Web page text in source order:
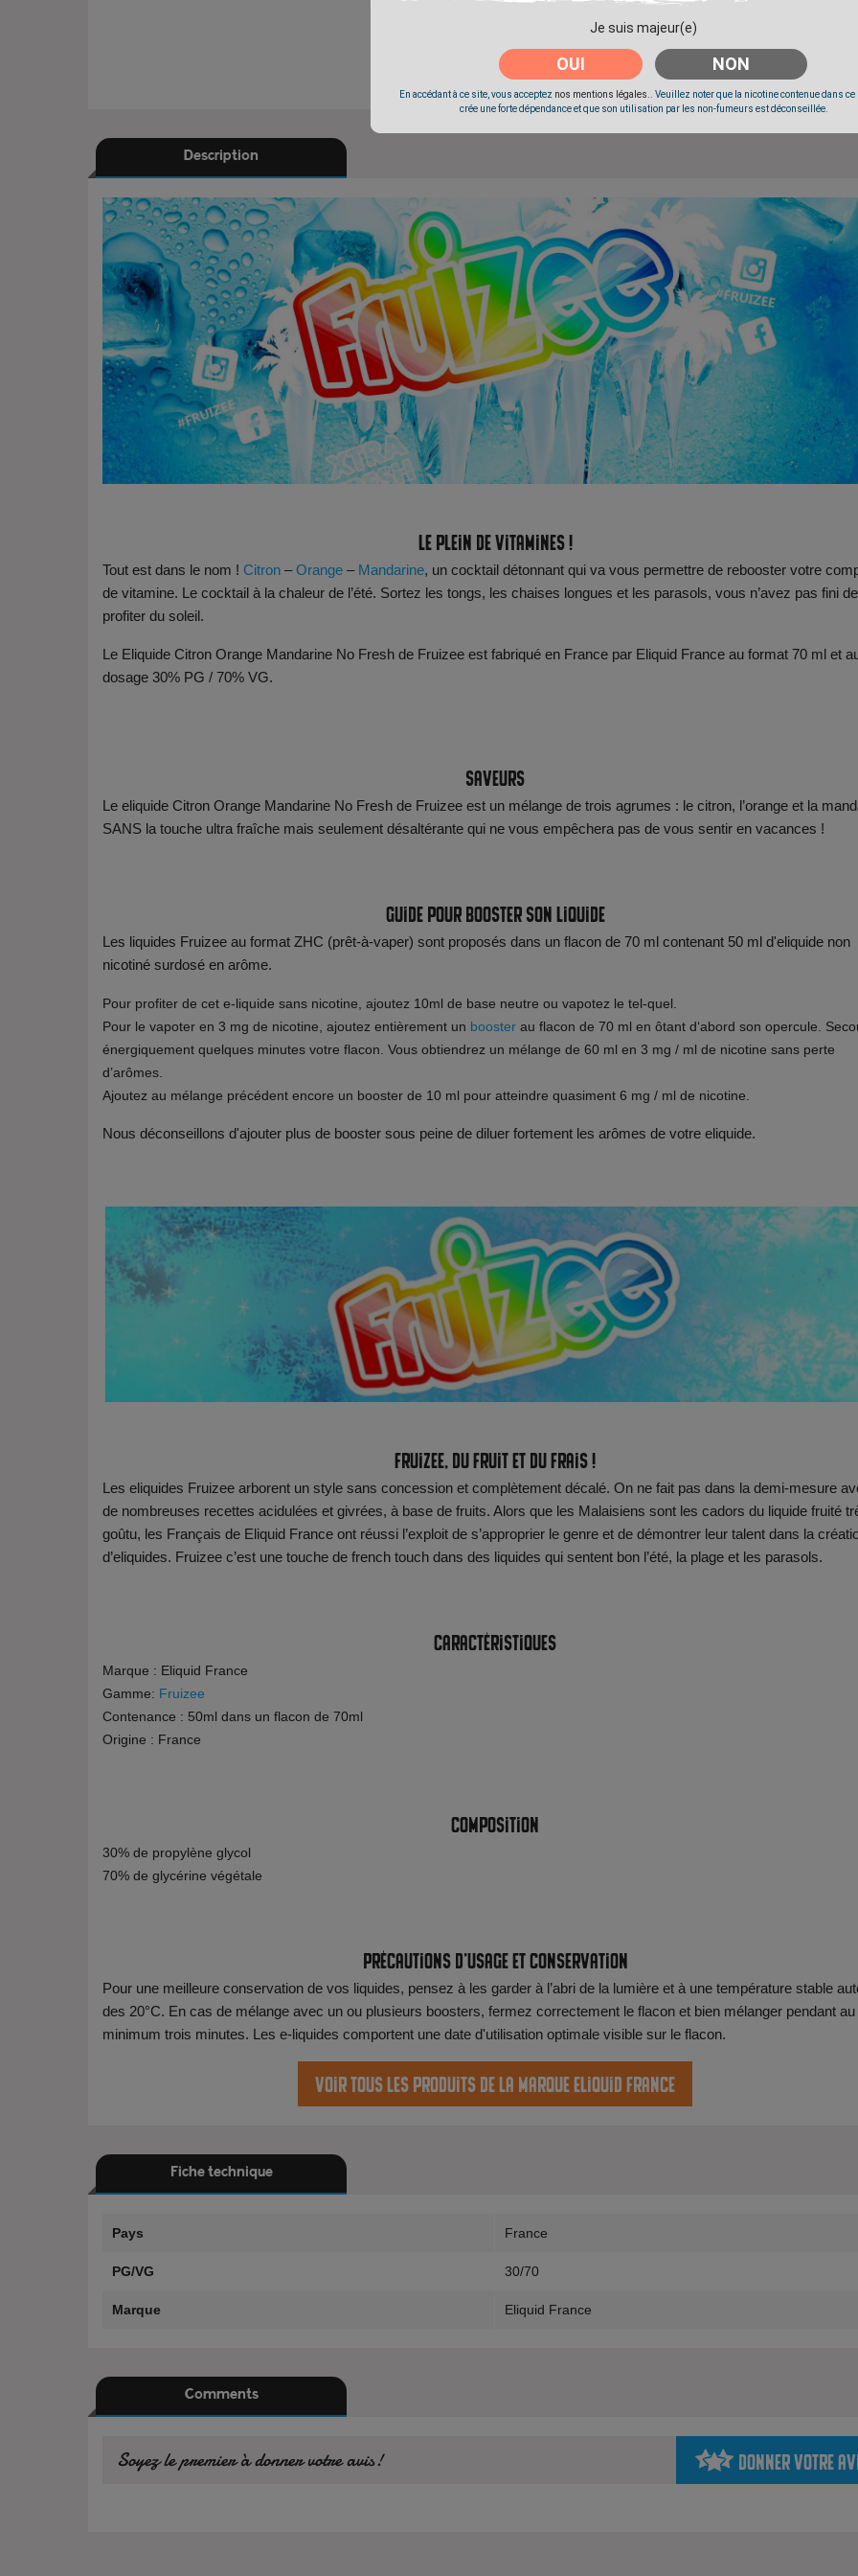
Je suis majeur(e)
OUI NON
En accédant à ce site, vous acceptez nos mentions légales.
. Veuillez noter que la nicotine contenue dans
crée une forte dépendance et que son utilisation par les non-fumeurs est déconseillée.
Livré à partir du Mardi 11 Août 2026.
Description
Le plein de vitamines !
Tout est dans le nom ! Citron –Orange – Mandarine, un cocktail détonnant qui va vous permettre de rebooster votre
de vitamine. Le cocktail à la chaleur de l’été. Sortez les tongs, les chaises longues et les parasols, vous n’avez pas fini de
profiter du soleil.
Le Eliquide Citron Orange Mandarine No Fresh de Fruizee est fabriqué en France par Eliquid France au format 70 ml et
dosage 30% PG / 70% VG.
Saveurs
Le eliquide Citron Orange Mandarine No Fresh de Fruizee est un mélange de trois agrumes : le citron, l’orange et la
SANS la touche ultra fraîche mais seulement désaltérante qui ne vous empêchera pas de vous sentir en vacances !
Guide pour booster son liquide
Les liquides Fruizee au format ZHC (prêt-à-vaper) sont proposés dans un flacon de 70 ml contenant 50 ml d'eliquide non
nicotiné surdosé en arôme.
Pour profiter de cet e-liquide sans nicotine, ajoutez 10ml de base neutre ou vapotez le tel-quel.
Pour le vapoter en 3 mg de nicotine, ajoutez entièrement un booster au flacon de 70 ml en ôtant d‘abord son opercule.
énergiquement quelques minutes votre flacon. Vous obtiendrez un mélange de 60 ml en 3 mg / ml de nicotine sans perte
d’arômes.
Ajoutez au mélange précédent encore un booster de 10 ml pour atteindre quasiment 6 mg / ml de nicotine.
Nous déconseillons d'ajouter plus de booster sous peine de diluer fortement les arômes de votre eliquide.
Fruizee, du fruit et du frais !
Les eliquides Fruizee arborent un style sans concession et complètement décalé. On ne fait pas dans la demi-mesure
de nombreuses recettes acidulées et givrées, à base de fruits. Alors que les Malaisiens sont les cadors du liquide fruité
goûtu, les Français de Eliquid France ont réussi l’exploit de s’approprier le genre et de démontrer leur talent dans la
d’eliquides. Fruizee c’est une touche de french touch dans des liquides qui sentent bon l’été, la plage et les parasols.
Caractéristiques
Marque : Eliquid France
Gamme: Fruizee
Contenance : 50ml dans un flacon de 70ml
Origine : France
Composition
30% de propylène glycol
70% de glycérine végétale
Précautions d'usage et conservation
Pour une meilleure conservation de vos liquides, pensez à les garder à l’abri de la lumière et à une température stable
des 20°C. En cas de mélange avec un ou plusieurs boosters, fermez correctement le flacon et bien mélanger pendant au
minimum trois minutes. Les e-liquides comportent une date d'utilisation optimale visible sur le flacon.
Voir tous les produits de la marque Eliquid France
Fiche technique
Pays France
PG/VG 30/70
Marque Eliquid France
Comments
Soyez le premier à donner votre avis! Donner votre